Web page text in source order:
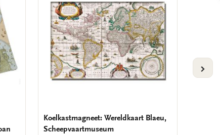
verlanglijst
Koelkastmagneet: Wereldkaart Blaeu,
Scheepvaartmuseum